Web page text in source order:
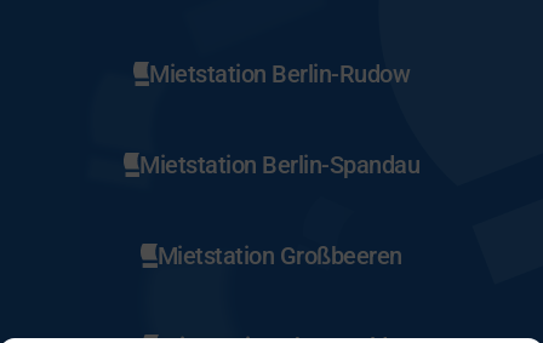
Mietstation Berlin-Rudow
Mietstation Berlin-Spandau
Mietstation Großbeeren